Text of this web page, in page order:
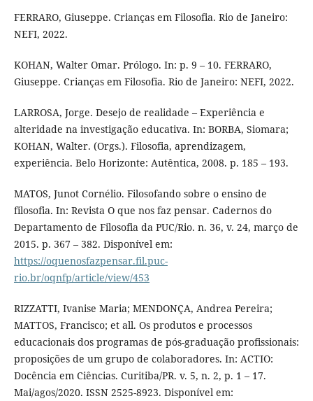
FERRARO, Giuseppe. Crianças em Filosofia. Rio de Janeiro:
NEFI, 2022.
KOHAN, Walter Omar. Prólogo. In: p. 9 – 10. FERRARO,
Giuseppe. Crianças em Filosofia. Rio de Janeiro: NEFI, 2022.
LARROSA, Jorge. Desejo de realidade – Experiência e
alteridade na investigação educativa. In: BORBA, Siomara;
KOHAN, Walter. (Orgs.). Filosofia, aprendizagem,
experiência. Belo Horizonte: Autêntica, 2008. p. 185 – 193.
MATOS, Junot Cornélio. Filosofando sobre o ensino de
filosofia. In: Revista O que nos faz pensar. Cadernos do
Departamento de Filosofia da PUC/Rio. n. 36, v. 24, março de
2015. p. 367 – 382. Disponível em:
https://oquenosfazpensar.fil.puc-
rio.br/oqnfp/article/view/453
RIZZATTI, Ivanise Maria; MENDONÇA, Andrea Pereira;
MATTOS, Francisco; et all. Os produtos e processos
educacionais dos programas de pós-graduação profissionais:
proposições de um grupo de colaboradores. In: ACTIO:
Docência em Ciências. Curitiba/PR. v. 5, n. 2, p. 1 – 17.
Mai/agos/2020. ISSN 2525-8923. Disponível em: